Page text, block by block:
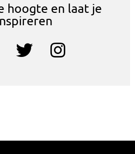
hoogte en laat je